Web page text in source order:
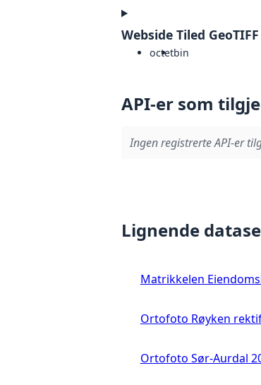
Webside Tiled GeoTIFF
octetbin
API-er som
Ingen registrerte API-er
Lignende
Matrikkelen
Ortofoto Røyken
Ortofoto Sør-Aurdal